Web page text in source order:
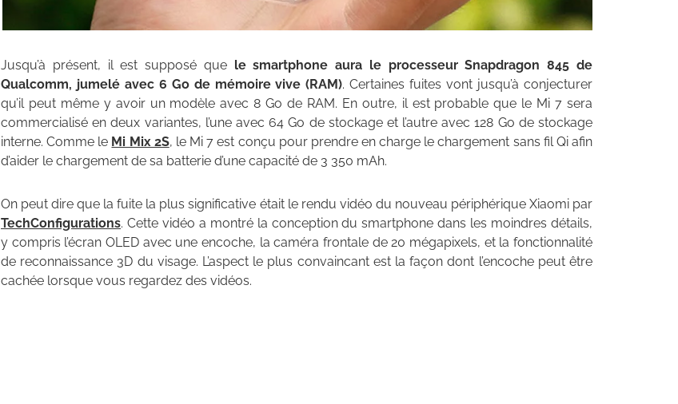
Jusqu’à présent, il est supposé quele smartphone aura le processeur Snapdragon 845 de
Qualcomm, jumelé avec 6 Go de mémoire vive (RAM). Certaines fuites vont jusqu’à conjecturer
qu’il peut même y avoir un modèle avec 8 Go de RAM. En outre, il est probable que le Mi 7 sera
commercialisé en deux variantes, l’une avec 64 Go de stockage et l’autre avec 128 Go de stockage
interne. Comme le Mi Mix 2S, le Mi 7 est conçu pour prendre en charge le chargement sans fil Qi afin
d’aider le chargement de sa batterie d’une capacité de 3 350 mAh.
On peut dire que la fuite la plus significative était le rendu vidéo du nouveau périphérique Xiaomi par
TechConfigurations. Cette vidéo a montré la conception du smartphone dans les moindres détails,
y compris l’écran OLED avec une encoche, la caméra frontale de 20 mégapixels, et la fonctionnalité
de reconnaissance 3D du visage. L’aspect le plus convaincant est la façon dont l’encoche peut être
cachée lorsque vous regardez des vidéos.